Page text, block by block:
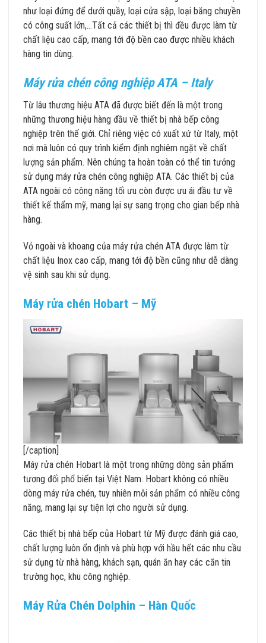
như loại đứng để dưới quầy, loại cửa sập, loại băng chuyền
có công suất lớn,…Tất cả các thiết bị thì đều được làm từ
chất liệu cao cấp, mang tới độ bền cao được nhiều khách
hàng tin dùng.
Máy rửa chén công nghiệp ATA – Italy
Từ lâu thương hiệu ATA đã được biết đến là một trong
những thương hiệu hàng đầu về thiết bị nhà bếp công
nghiệp trên thế giới. Chỉ riêng việc có xuất xứ từ Italy, một
nơi mà luôn có quy trình kiểm định nghiêm ngặt về chất
lượng sản phẩm. Nên chúng ta hoàn toàn có thể tin tưởng
sử dụng máy rửa chén công nghiệp ATA. Các thiết bị của
ATA ngoài có công năng tối ưu còn được ưu ái đầu tư về
thiết kế thẩm mỹ, mang lại sự sang trọng cho gian bếp nhà
hàng.
Vỏ ngoài và khoang của máy rửa chén ATA được làm từ
chất liệu Inox cao cấp, mang tới độ bền cũng như dễ dàng
vệ sinh sau khi sử dụng.
Máy rửa chén Hobart – Mỹ
[/caption]
Máy rửa chén Hobart là một trong những dòng sản phẩm
tương đối phổ biến tại Việt Nam. Hobart không có nhiều
dòng máy rửa chén, tuy nhiên mỗi sản phẩm có nhiều công
năng, mang lại sự tiện lợi cho người sử dụng.
Các thiết bị nhà bếp của Hobart từ Mỹ được đánh giá cao,
chất lượng luôn ổn định và phù hợp với hầu hết các nhu cầu
sử dụng từ nhà hàng, khách sạn, quán ăn hay các căn tin
trường học, khu công nghiệp.
Máy Rửa Chén Dolphin – Hàn Quốc